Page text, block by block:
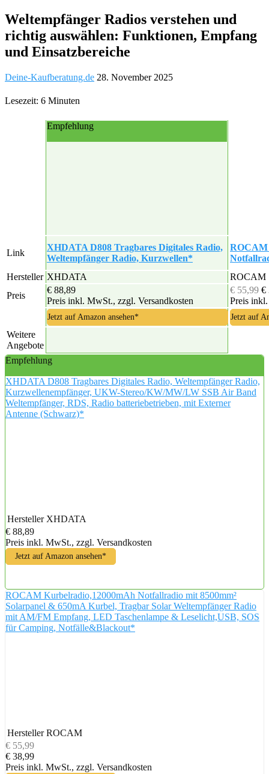
Weltempfänger Radios verstehen und
richtig auswählen: Funktionen, Empfang
und Einsatzbereiche
Deine-Kaufberatung.de 28. November 2025
Lesezeit: 6 Minuten
Empfehlung
Link
XHDATA D808 Tragbares Digitales Radio,
Weltempfänger Radio, Kurzwellen*
ROCAM
Hersteller XHDATA
ROCAM
Preis
€ 88,89
Preis inkl. MwSt., zzgl. Versandkosten
€ 55,99 €
Preis
Jetzt auf Amazon ansehen* Jetzt auf
Weitere
Angebote
Empfehlung
XHDATA D808 Tragbares Digitales Radio, Weltempfänger Radio,
Kurzwellenempfänger, UKW-Stereo/KW/MW/LW SSB Air Band
Weltempfänger, RDS, Radio batteriebetrieben, mit Externer
Antenne (Schwarz)*
Hersteller XHDATA
€ 88,89
Preis inkl. MwSt., zzgl. Versandkosten
Jetzt auf Amazon ansehen*
ROCAM Kurbelradio,12000mAh Notfallradio mit 8500mm²
Solarpanel & 650mA Kurbel, Tragbar Solar Weltempfänger Radio
mit AM/FM Empfang, LED Taschenlampe & Leselicht,USB, SOS
für Camping, Notfälle&Blackout*
Hersteller ROCAM
€ 55,99
€ 38,99
Preis inkl. MwSt., zzgl. Versandkosten